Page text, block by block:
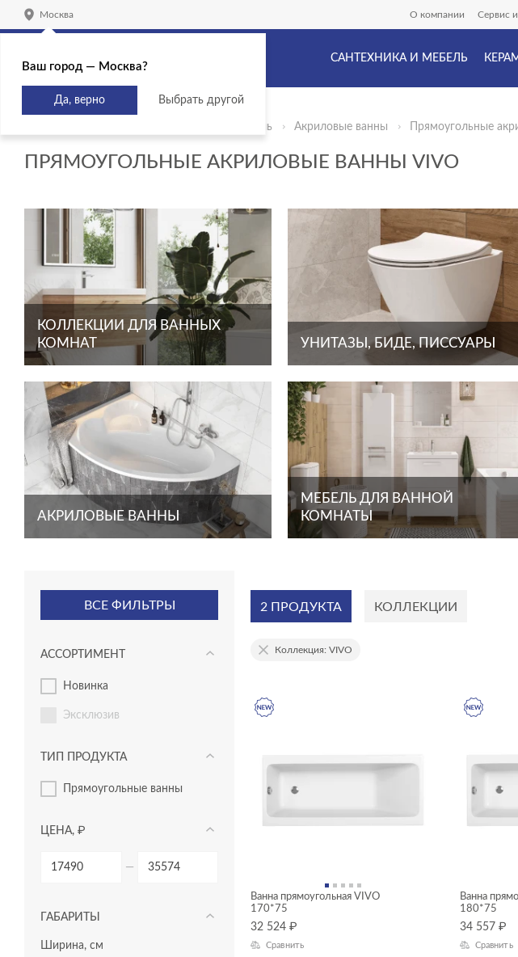
Москва О компании Сервис
САНТЕХНИКА И МЕБЕЛЬ
Сантехника и мебель Акриловые ванны Прямоугольные
ПРЯМОУГОЛЬНЫЕ АКРИЛОВЫЕ ВАННЫ VIVO
КОЛЛЕКЦИИ ДЛЯ ВАННЫХ
КОМНАТ
УНИТАЗЫ, БИДЕ, ПИССУАРЫ
АКРИЛОВЫЕ ВАННЫ
МЕБЕЛЬ ДЛЯ ВАННОЙ
КОМНАТЫ
ВСЕ ФИЛЬТРЫ
АССОРТИМЕНТ
новинка
эксклюзив
ТИП ПРОДУКТА
прямоугольные ванны
ЦЕНА, ₽
—
ГАБАРИТЫ
Ширина, см
2 ПРОДУКТА КОЛЛЕКЦИИ
Коллекция: VIVO
Ванна прямоугольная VIVO
170*75
32 524 ₽
Сравнить
Ванна
180*75
34 557 ₽
Сравнить
Ваш город — Москва?
Да, верно Выбрать другой